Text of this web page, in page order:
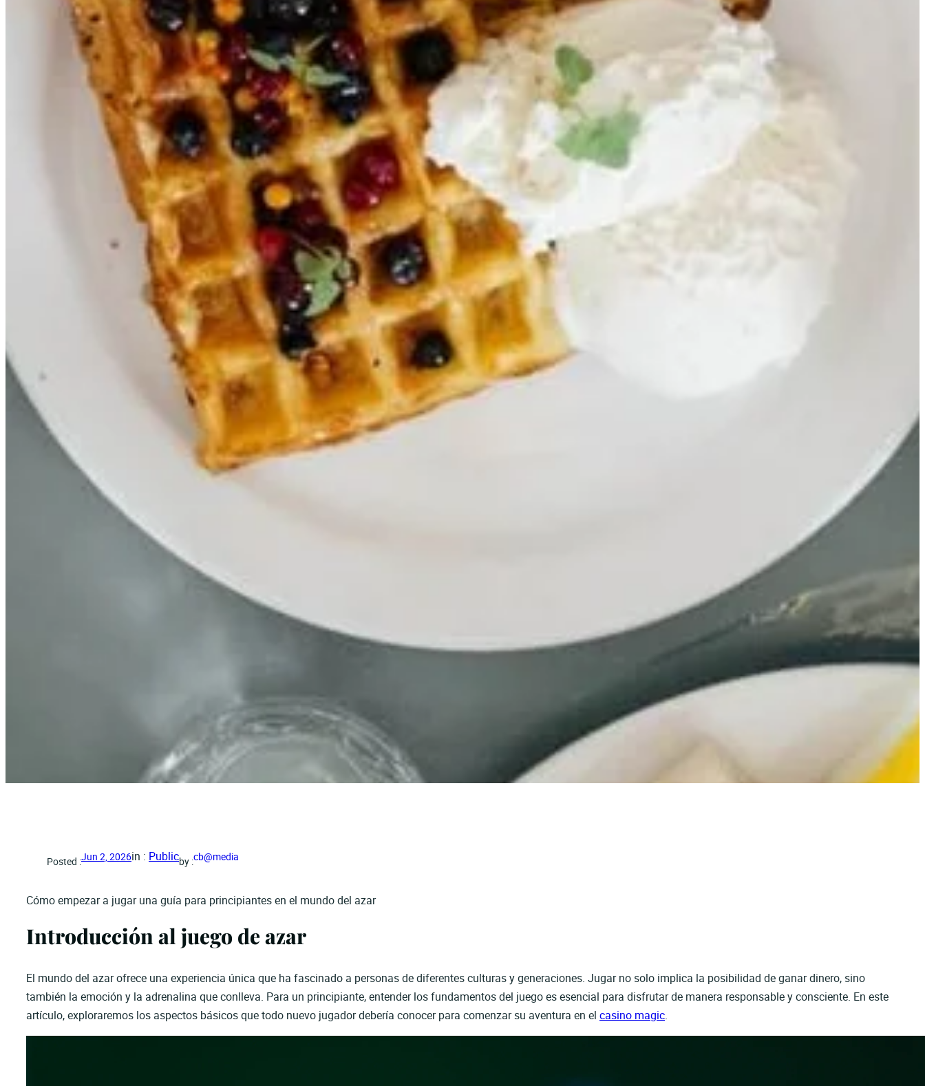
Posted :Jun 2, 2026in : Publicby :cb@media
Cómo empezar a jugar una guía para principiantes en el mundo del azar
Introducción al juego de azar
El mundo del azar ofrece una experiencia única que ha fascinado a personas de diferentes culturas y generaciones. Jugar no solo implica la posibilidad de ganar dinero, sino
también la emoción y la adrenalina que conlleva. Para un principiante, entender los fundamentos del juego es esencial para disfrutar de manera responsable y consciente. En este
artículo, exploraremos los aspectos básicos que todo nuevo jugador debería conocer para comenzar su aventura en el casino magic.